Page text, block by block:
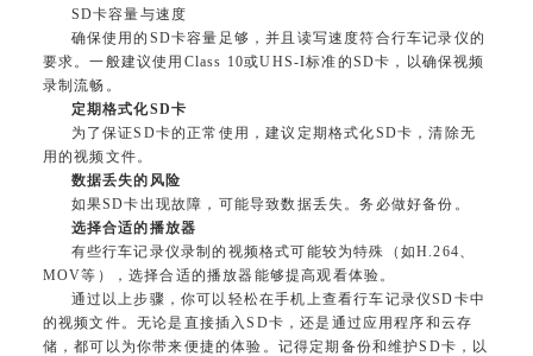
SD卡容量与速度
确保使用的SD卡容量足够，并且读写速度符合行车记录仪的
要求。一般建议使用Class 10或UHS-I标准的SD卡，以确保视频
录制流畅。
定期格式化SD卡
为了保证SD卡的正常使用，建议定期格式化SD卡，清除无
用的视频文件。
数据丢失的风险
如果SD卡出现故障，可能导致数据丢失。务必做好备份。
选择合适的播放器
有些行车记录仪录制的视频格式可能较为特殊（如H.264、
MOV等），选择合适的播放器能够提高观看体验。
通过以上步骤，你可以轻松在手机上查看行车记录仪SD卡中
的视频文件。无论是直接插入SD卡，还是通过应用程序和云存
储，都可以为你带来便捷的体验。记得定期备份和维护SD卡，以